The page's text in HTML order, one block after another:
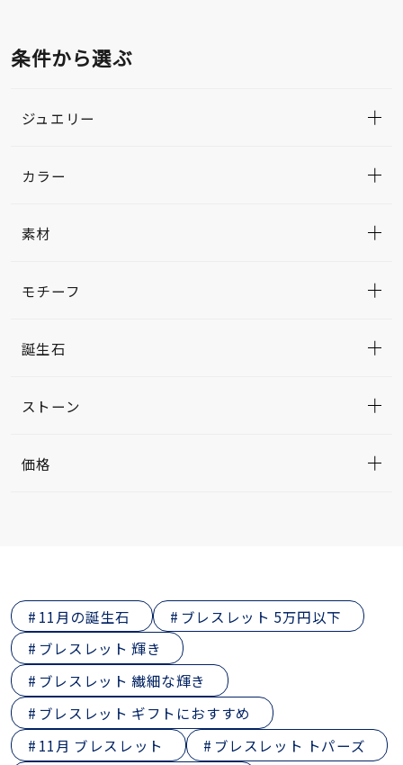
条件から選ぶ
ジュエリー
カラー
素材
モチーフ
誕生石
ストーン
価格
11月の誕生石
ブレスレット 5万円以下
ブレスレット 輝き
ブレスレット 繊細な輝き
ブレスレット ギフトにおすすめ
11月 ブレスレット
ブレスレット トパーズ